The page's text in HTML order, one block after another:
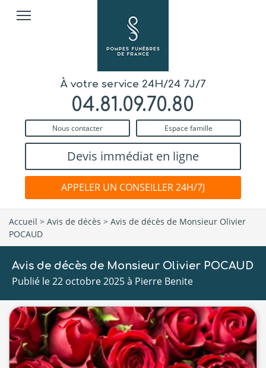
À votre service 24H/24 7J/7
04.81.09.70.80
Nous contacter Espace famille
Devis immédiat en ligne
APPELER UN CONSEILLER 24H/7J
Accueil > Avis de décès > Avis de décès de Monsieur Olivier
POCAUD
Avis de décès de Monsieur Olivier POCAUD
Publié le 22 octobre 2025 à Pierre Benite